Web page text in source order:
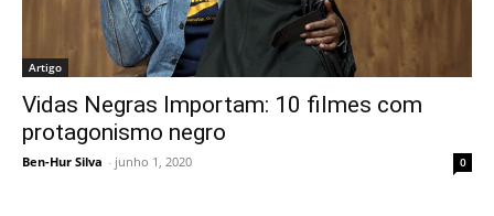
Artigo
Vidas Negras Importam: 10 filmes com
protagonismo negro
Ben-Hur Silva - junho 1, 2020 0